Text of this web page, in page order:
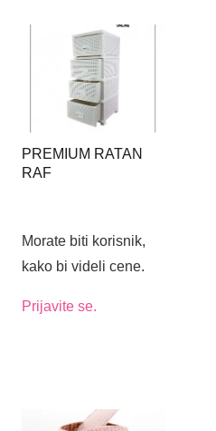
PREMIUM RATAN
RAF
Morate biti korisnik,
kako bi videli cene.
Prijavite se.